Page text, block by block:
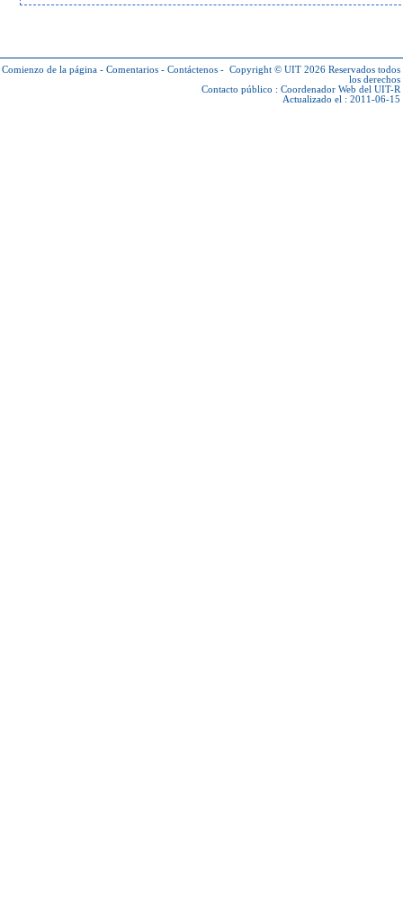
Comienzo de la página - Comentarios - Contáctenos - Copyright © UIT 2026 Reservados todos
los derechos
Contacto público : Coordenador Web del UIT-R
Actualizado el : 2011-06-15